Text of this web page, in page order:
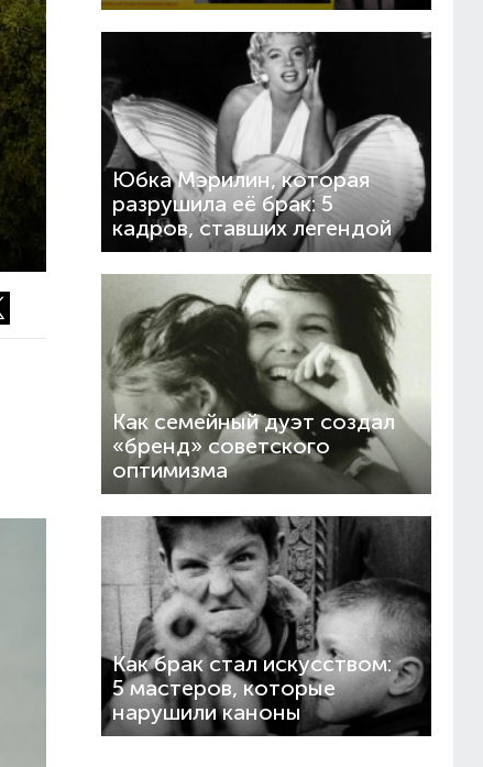
Юбка Мэрилин, которая
разрушила её брак: 5
кадров, ставших легендой
Как семейный дуэт создал
«бренд» советского
оптимизма
Как брак стал искусством:
5 мастеров, которые
нарушили каноны